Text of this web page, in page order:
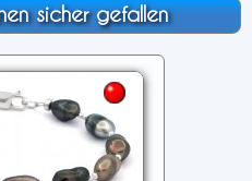
sicher gefallen